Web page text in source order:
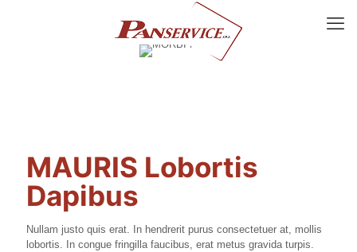
MAURIS Lobortis
Dapibus
Nullam justo quis erat. In hendrerit purus consectetuer at, mollis
lobortis. In congue fringilla faucibus, erat metus gravida turpis.